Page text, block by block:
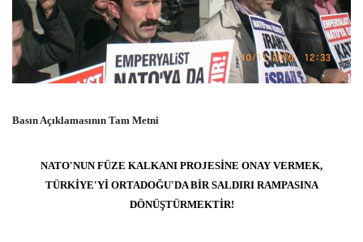
Basın Açıklamasının Tam Metni
NATO'NUN FÜZE KALKANI PROJESİNE ONAY VERMEK,
TÜRKİYE'Yİ ORTADOĞU'DA BİR SALDIRI RAMPASINA
DÖNÜŞTÜRMEKTİR!